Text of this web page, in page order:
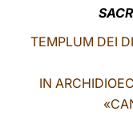
TEMPLUM DEI
IN